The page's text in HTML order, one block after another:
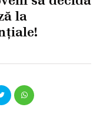
la